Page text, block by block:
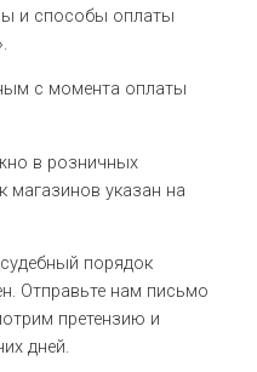
и способы оплаты
с момента оплаты
в розничных
магазинов указан на
порядок
Отправьте нам письмо
претензию и
дней.